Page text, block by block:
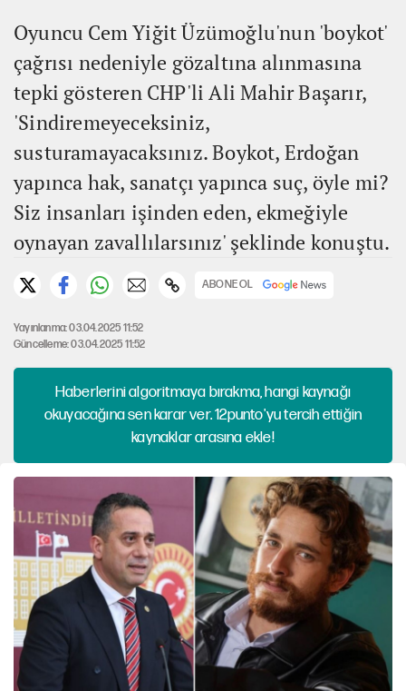
Oyuncu Cem Yiğit Üzümoğlu'nun 'boykot'
çağrısı nedeniyle gözaltına alınmasına
tepki gösteren CHP'li Ali Mahir Başarır,
'Sindiremeyeceksiniz,
susturamayacaksınız. Boykot, Erdoğan
yapınca hak, sanatçı yapınca suç, öyle mi?
Siz insanları işinden eden, ekmeğiyle
oynayan zavallılarsınız' şeklinde konuştu.
ABONE OL
Yayınlanma: 03.04.2025 11:52
Güncelleme: 03.04.2025 11:52
Haberlerini algoritmaya bırakma, hangi kaynağı
okuyacağına sen karar ver. 12punto'yu tercih ettiğin
kaynaklar arasına ekle!